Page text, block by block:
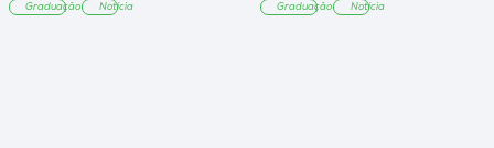
Graduação Notícia Graduação Notícia